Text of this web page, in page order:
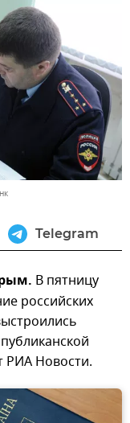
Telegram
В пятницу
российских
Новости.